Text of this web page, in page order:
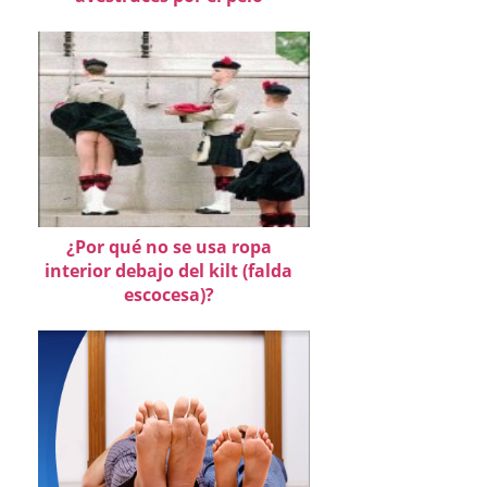
¿Por qué no se usa ropa
interior debajo del kilt (falda
escocesa)?